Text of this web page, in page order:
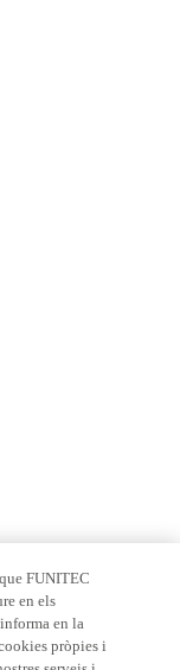
FUNITEC
en els
en la
pròpies i